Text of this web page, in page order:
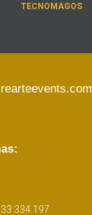
TECNOMAGOS
334 197